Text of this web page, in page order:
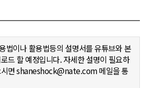
법이나 활용법등의 설명서를 유튜브와 본
드 할 예정입니다. 자세한 설명이 필요하
시면 shaneshock@nate.com 메일을 통